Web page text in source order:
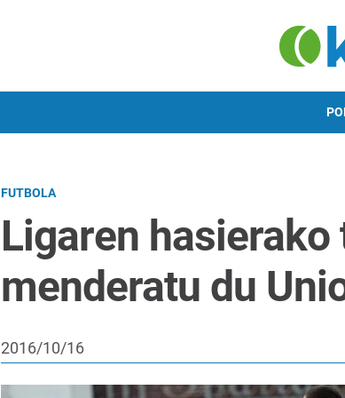
FUTBOLA
Ligaren
menderatu du
2016/10/16